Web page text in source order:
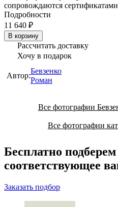
сопровождаются
Подробности
11 640 ₽
В корзину
Рассчитать доставку
Хочу в подарок
Автор:
Бевзенко
Роман
Все фотографии
Все фотографии
Бесплатно подберем
соответствующее
Заказать подбор